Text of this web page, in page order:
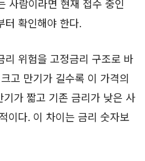
사람이라면 현재 접수 중인
터 확인해야 한다.
리 위험을 고정금리 구조로 바
고 만기가 길수록 이 가격의
가 짧고 기존 금리가 낮은 사
이다. 이 차이는 금리 숫자보